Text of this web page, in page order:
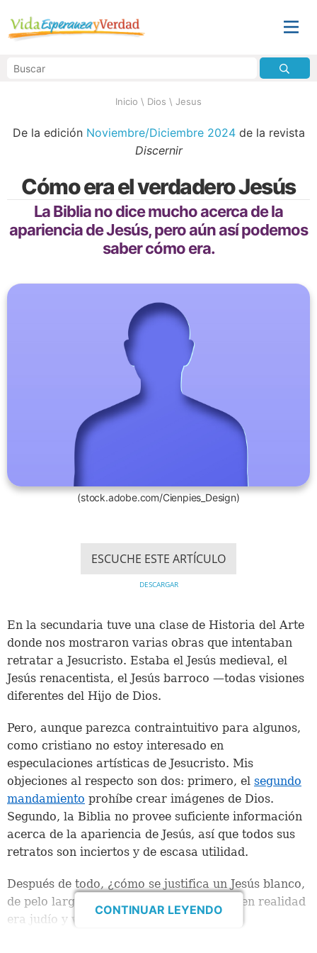
Inicio \ Dios \ Jesus
De la edición Noviembre/Diciembre 2024de la revista
Discernir
Cómo era el verdadero Jesús
La Biblia no dice mucho acerca de la
apariencia de Jesús, pero aún así podemos
saber cómo era.
(stock.adobe.com/Cienpies_Design)
ESCUCHE ESTE ARTÍCULO
DESCARGAR
En la secundaria tuve una clase de Historia del Arte
donde nos mostraron varias obras que intentaban
retratar a Jesucristo. Estaba el Jesús medieval, el
Jesús renacentista, el Jesús barroco —todas visiones
diferentes del Hijo de Dios.
Pero, aunque parezca contraintuitivo para algunos,
como cristiano no estoy interesado en
especulaciones artísticas de Jesucristo. Mis
objeciones al respecto son dos: primero, el segundo
mandamiento prohíbe crear imágenes de Dios.
Segundo, la Biblia no provee suficiente información
acerca de la apariencia de Jesús, así que todos sus
retratos son inciertos y de escasa utilidad.
Después de todo, ¿cómo se justifica un Jesús blanco,
de pelo largo y con aire europeo cuando en realidad
era judío y vivía en el Medio Oriente?
CONTINUAR LEYENDO